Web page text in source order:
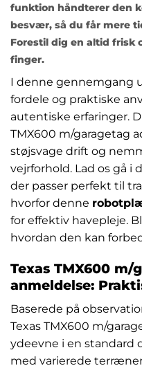
funktion håndterer den
besvær, så du får mere
Forestil dig en altid
finger.
I denne gennemgang
fordele og praktiske
autentiske erfaringer.
TMX600 m/garagetag
støjsvage drift og
vejrforhold. Lad os gå i
der passer perfekt til
hvorfor denne
for effektiv havepleje.
hvordan den kan
Texas TMX600
anmeldelse:
Baserede på
Texas TMX600 m/
ydeevne i en standard
med varierede